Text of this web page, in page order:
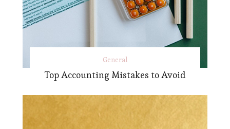
General
Top Accounting Mistakes to Avoid